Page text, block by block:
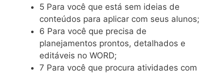
5 Para você que está sem ideias de
conteúdos para aplicar com seus alunos;
6 Para você que precisa de
planejamentos prontos, detalhados e
editáveis no WORD;
7 Para você que procura atividades com